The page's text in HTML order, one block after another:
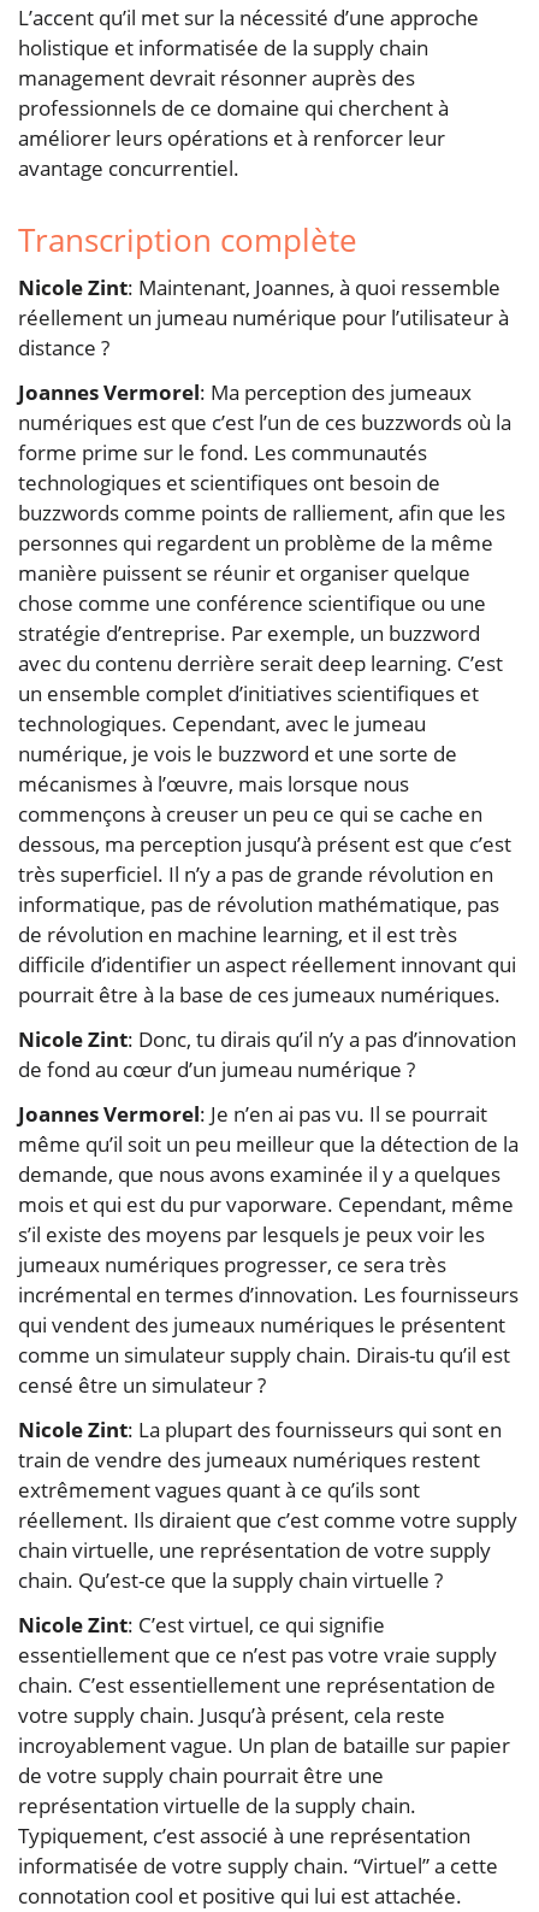
L’accent qu’il met sur la nécessité d’une approche
holistique et informatisée de la supply chain
management devrait résonner auprès des
professionnels de ce domaine qui cherchent à
améliorer leurs opérations et à renforcer leur
avantage concurrentiel.
Transcription complète
Nicole Zint: Maintenant, Joannes, à quoi ressemble
réellement un jumeau numérique pour l’utilisateur à
distance ?
Joannes Vermorel: Ma perception des jumeaux
numériques est que c’est l’un de ces buzzwords où la
forme prime sur le fond. Les communautés
technologiques et scientifiques ont besoin de
buzzwords comme points de ralliement, afin que les
personnes qui regardent un problème de la même
manière puissent se réunir et organiser quelque
chose comme une conférence scientifique ou une
stratégie d’entreprise. Par exemple, un buzzword
avec du contenu derrière serait deep learning. C’est
un ensemble complet d’initiatives scientifiques et
technologiques. Cependant, avec le jumeau
numérique, je vois le buzzword et une sorte de
mécanismes à l’œuvre, mais lorsque nous
commençons à creuser un peu ce qui se cache en
dessous, ma perception jusqu’à présent est que c’est
très superficiel. Il n’y a pas de grande révolution en
informatique, pas de révolution mathématique, pas
de révolution en machine learning, et il est très
difficile d’identifier un aspect réellement innovant qui
pourrait être à la base de ces jumeaux numériques.
Nicole Zint: Donc, tu dirais qu’il n’y a pas d’innovation
de fond au cœur d’un jumeau numérique ?
Joannes Vermorel: Je n’en ai pas vu. Il se pourrait
même qu’il soit un peu meilleur que la détection de la
demande, que nous avons examinée il y a quelques
mois et qui est du pur vaporware. Cependant, même
s’il existe des moyens par lesquels je peux voir les
jumeaux numériques progresser, ce sera très
incrémental en termes d’innovation. Les fournisseurs
qui vendent des jumeaux numériques le présentent
comme un simulateur supply chain. Dirais-tu qu’il est
censé être un simulateur ?
Nicole Zint: La plupart des fournisseurs qui sont en
train de vendre des jumeaux numériques restent
extrêmement vagues quant à ce qu’ils sont
réellement. Ils diraient que c’est comme votre supply
chain virtuelle, une représentation de votre supply
chain. Qu’est-ce que la supply chain virtuelle ?
Nicole Zint: C’est virtuel, ce qui signifie
essentiellement que ce n’est pas votre vraie supply
chain. C’est essentiellement une représentation de
votre supply chain. Jusqu’à présent, cela reste
incroyablement vague. Un plan de bataille sur papier
de votre supply chain pourrait être une
représentation virtuelle de la supply chain.
Typiquement, c’est associé à une représentation
informatisée de votre supply chain. “Virtuel” a cette
connotation cool et positive qui lui est attachée.